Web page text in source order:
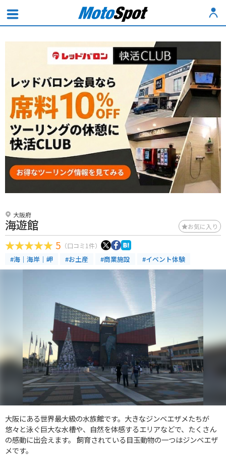
大阪府
海遊館 お気に入り
5 （口コミ1件）
#海｜海岸｜岬 #お土産 #商業施設 #イベント体験
大阪にある世界最大級の水族館です。大きなジンベエザメたちが
悠々と泳ぐ巨大な水槽や、自然を体感するエリアなどで、たくさん
の感動に出会えます。 飼育されている目玉動物の一つはジンベエザ
メです。